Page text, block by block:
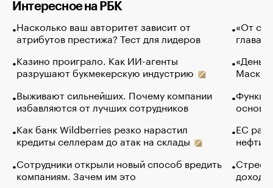
Интересное на РБК
Насколько ваш авторитет зависит от
атрибутов престижа? Тест для лидеров
Казино проиграло. Как ИИ-агенты
разрушают букмекерскую индустрию
Выживают сильнейших. Почему компании
избавляются от лучших сотрудников
Как банк Wildberries резко нарастил
кредиты селлерам до атак на склады
Сотрудники открыли новый способ вредить
компаниям. Зачем им это
«От
глава
Маск в
основ
ЕС
нефти